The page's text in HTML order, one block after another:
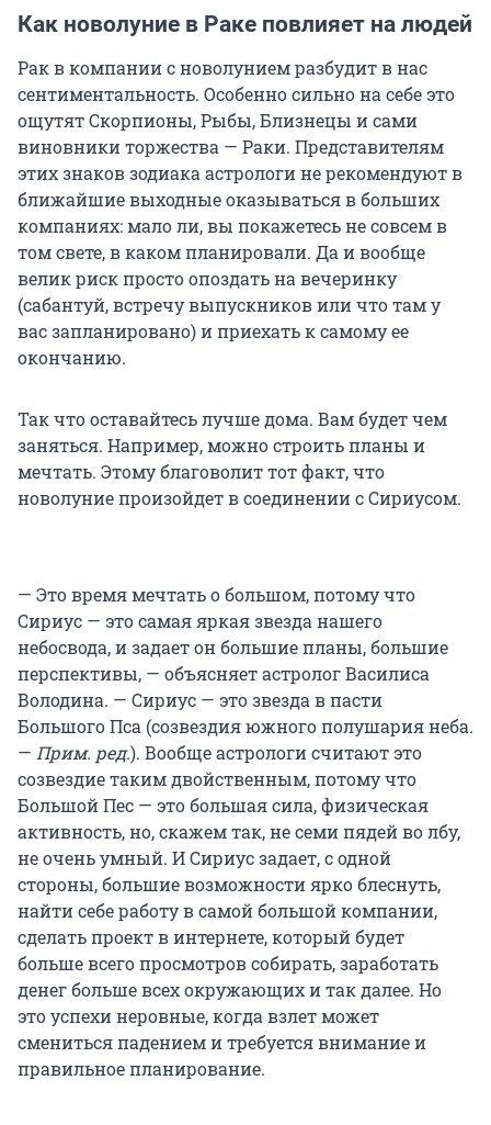
Как новолуние в Раке повлияет на людей
Рак в компании с новолунием разбудит в нас
сентиментальность. Особенно сильно на себе это
ощутят Скорпионы, Рыбы, Близнецы и сами
виновники торжества — Раки. Представителям
этих знаков зодиака астрологи не рекомендуют в
ближайшие выходные оказываться в больших
компаниях: мало ли, вы покажетесь не совсем в
том свете, в каком планировали. Да и вообще
велик риск просто опоздать на вечеринку
(сабантуй, встречу выпускников или что там у
вас запланировано) и приехать к самому ее
окончанию.
Так что оставайтесь лучше дома. Вам будет чем
заняться. Например, можно строить планы и
мечтать. Этому благоволит тот факт, что
новолуние произойдет в соединении с Сириусом.
— Это время мечтать о большом, потому что
Сириус — это самая яркая звезда нашего
небосвода, и задает он большие планы, большие
перспективы, — объясняет астролог Василиса
Володина. — Сириус — это звезда в пасти
Большого Пса (созвездия южногополушария неба.
— Прим. ред.). Вообще астрологи считают это
созвездие таким двойственным, потому что
Большой Пес — это большая сила, физическая
активность, но, скажем так, не семи пядей во лбу,
не очень умный. И Сириус задает, с одной
стороны, большие возможности ярко блеснуть,
найти себе работу в самой большой компании,
сделать проект в интернете, который будет
больше всего просмотров собирать, заработать
денег больше всех окружающих и так далее. Но
это успехи неровные, когда взлет может
смениться падением и требуется внимание и
правильное планирование.